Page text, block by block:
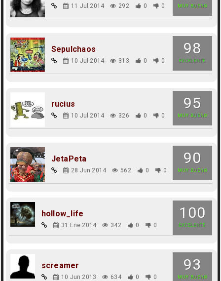
MUY BUENO
11 Jul 2014 292 0 0
98
EXCELENTE
Sepulchaos
10 Jul 2014 313 0 0
95
MUY BUENO
rucius
10 Jul 2014 326 0 0
90
MUY BUENO
JetaPeta
28 Jun 2014 562 0 0
100
EXCELENTE
hollow_life
31 Ene 2014 342 0 0
93
MUY BUENO
screamer
10 Jun 2013 634 0 0